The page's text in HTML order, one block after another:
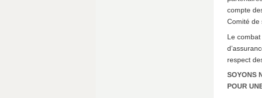
compte
Comité de
Le
respect
SOYONS
POUR